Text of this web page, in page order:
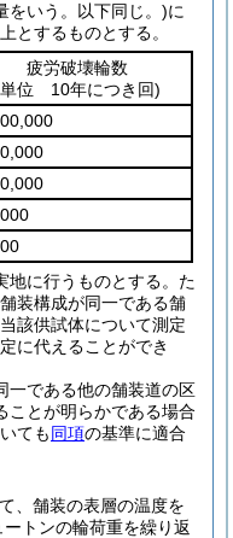
をいう。以下同じ。)に
とするものとする。
疲労破壊輪数
位 10年につき回)
に行うものとする。 た
装構成が同一である舗
該供試体について測定
に代えることができ
一である他の舗装道の区
ことが明らかである場合
ても同項の基準に適合
、舗装の表層の温度を
トンの輪荷重を繰り返